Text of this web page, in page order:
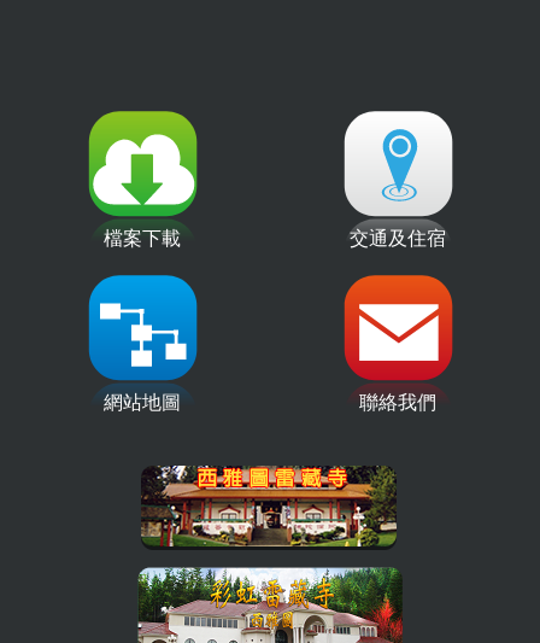
檔案下載 交通及住宿
網站地圖 聯絡我們